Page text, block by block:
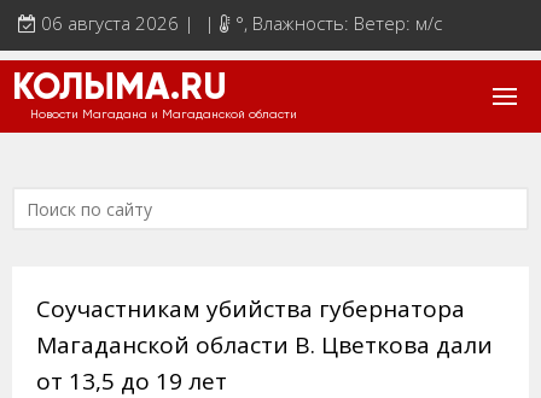
06 августа 2026 | | °, Влажность: Ветер: м/с
КОЛЫМА.RU
Новости Магадана и Магаданской области
Соучастникам убийства губернатора
Магаданской области В. Цветкова дали
от 13,5 до 19 лет